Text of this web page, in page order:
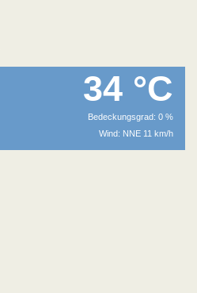
34 °C
Bedeckungsgrad: 0 %
Wind: NNE 11 km/h